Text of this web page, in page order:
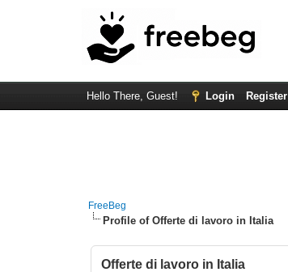
Hello There, Guest! Login Register
FreeBeg
Profile of Offerte di lavoro in Italia
Offerte di lavoro in Italia